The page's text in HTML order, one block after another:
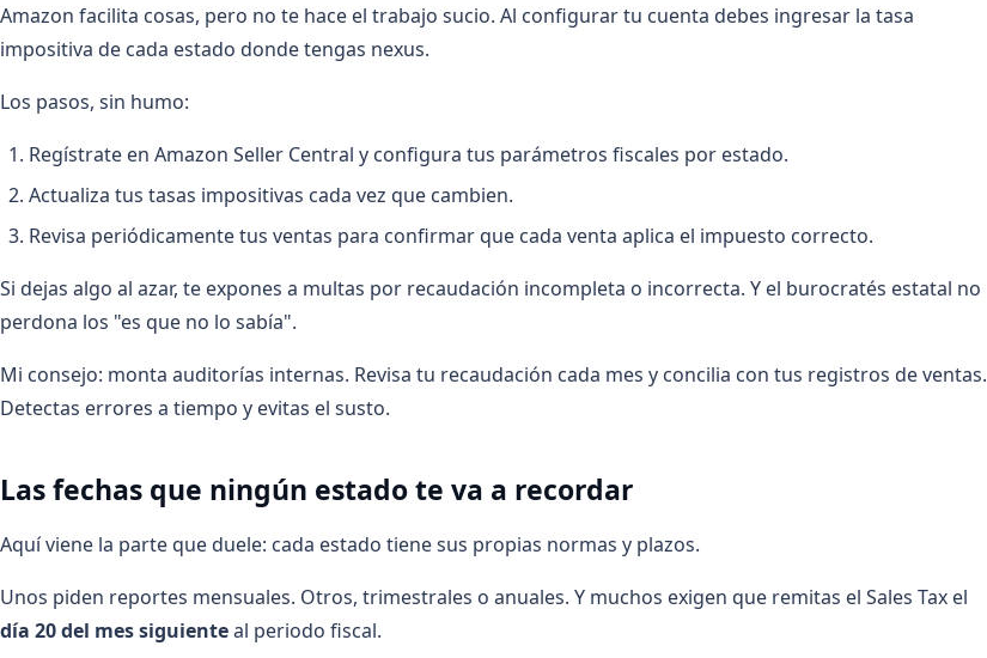
Amazon facilita cosas, pero no te hace el trabajo sucio. Al configurar tu cuenta debes ingresar la tasa
impositiva de cada estado donde tengas nexus.
Los pasos, sin humo:
Regístrate en Amazon Seller Central y configura tus parámetros fiscales por estado.
Actualiza tus tasas impositivas cada vez que cambien.
Revisa periódicamente tus ventas para confirmar que cada venta aplica el impuesto correcto.
Si dejas algo al azar, te expones a multas por recaudación incompleta o incorrecta. Y el burocratés estatal no
perdona los "es que no lo sabía".
Mi consejo: monta auditorías internas. Revisa tu recaudación cada mes y concilia con tus registros de ventas.
Detectas errores a tiempo y evitas el susto.
Las fechas que ningún estado te va a recordar
Aquí viene la parte que duele: cada estado tiene sus propias normas y plazos.
Unos piden reportes mensuales. Otros, trimestrales o anuales. Y muchos exigen que remitas el Sales Tax el
día 20 del mes siguienteal periodo fiscal.